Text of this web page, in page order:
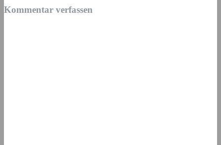
Kommentar verfassen